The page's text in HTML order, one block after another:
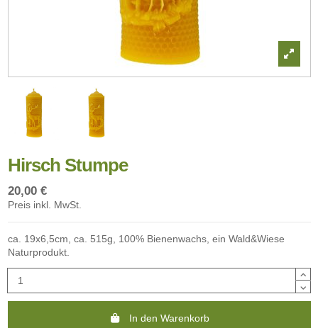
Hirsch Stumpe
20,00 €
Preis inkl. MwSt.
ca. 19x6,5cm, ca. 515g, 100% Bienenwachs, ein Wald&Wiese
Naturprodukt.
In den Warenkorb